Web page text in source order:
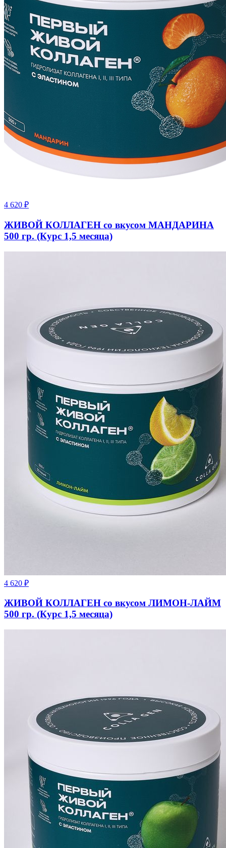
4 620 ₽
ЖИВОЙ КОЛЛАГЕН со вкусом МАНДАРИНА
500 гр. (Курс 1,5 месяца)
4 620 ₽
ЖИВОЙ КОЛЛАГЕН со вкусом ЛИМОН-ЛАЙМ
500 гр. (Курс 1,5 месяца)